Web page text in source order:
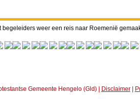
weer een reis naar Roemenië
Gemeente Hengelo (Gld) | Disclaimer|